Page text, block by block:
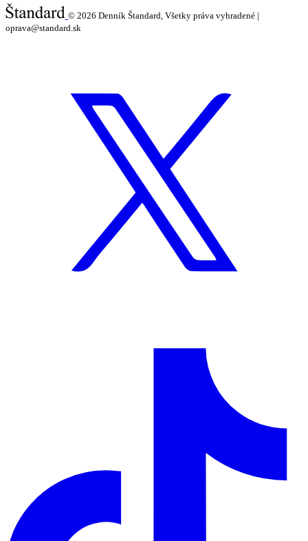
© 2026 Denník Štandard, Všetky práva vyhradené |
oprava@standard.sk